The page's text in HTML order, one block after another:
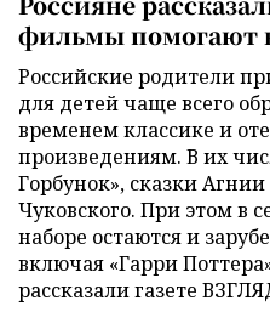
фильмы помогают
Российские родители
для детей чаще всего
временем классике и
произведениям. В их
Горбунок», сказки
Чуковского. При этом в
наборе остаются и
включая «Гарри
рассказали газете